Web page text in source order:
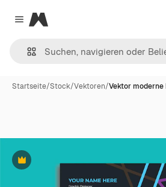
Close menu
Magnific
Startseite/Stock/Vektoren/Vektor moderne
Premium